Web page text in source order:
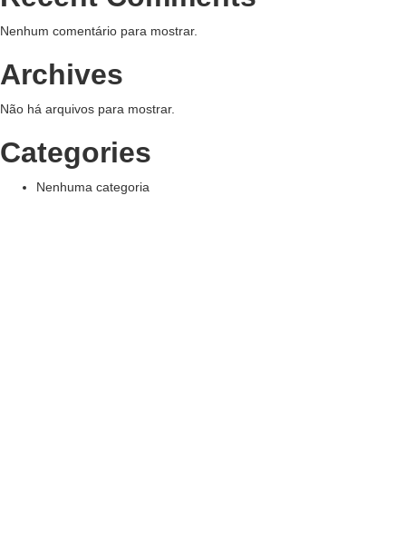
Nenhum comentário para mostrar.
Archives
Não há arquivos para mostrar.
Categories
Nenhuma categoria